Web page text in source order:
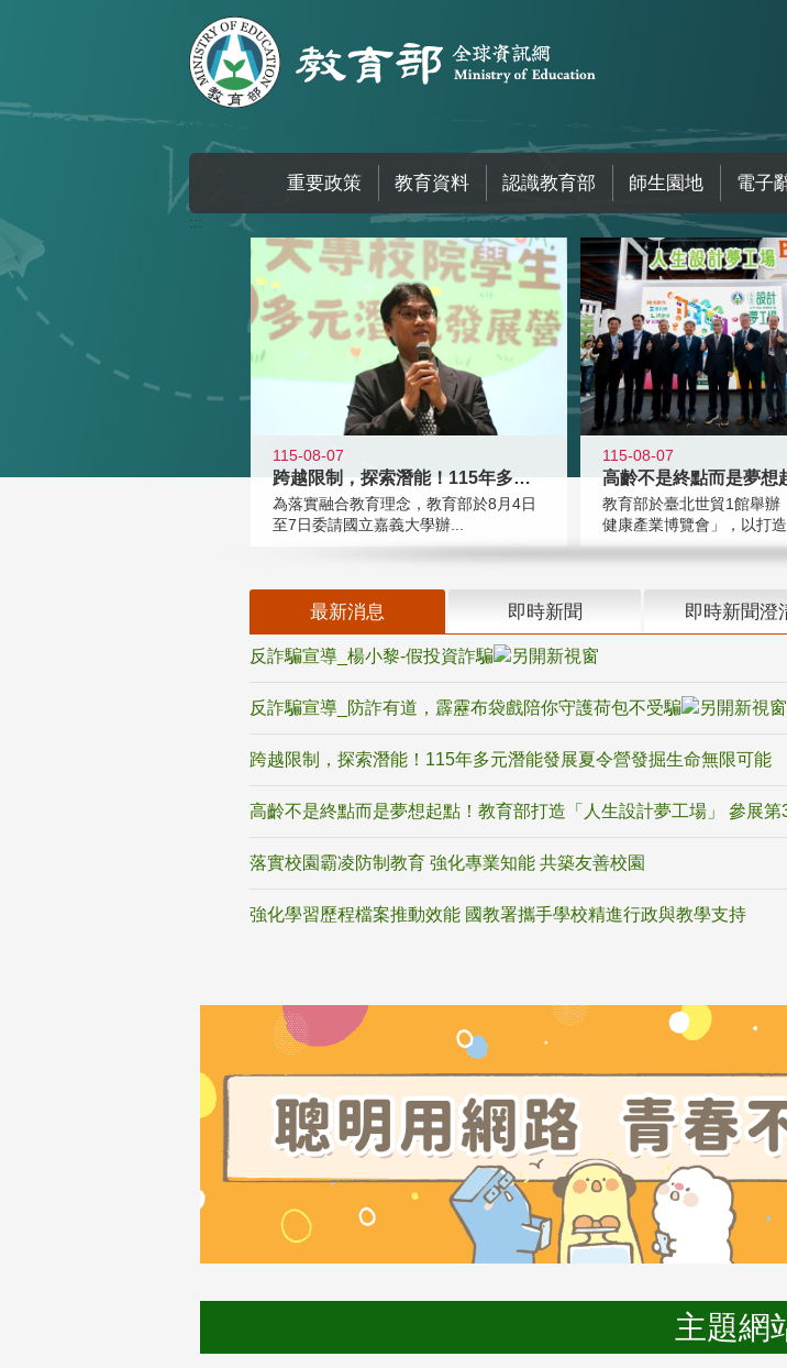
重要政策 教育資料 認識教育部 師生園地 電子
:::
115-08-07
跨越限制，探索潛能！115年多元潛
為落實融合教育理念，教育部於8月4日
至7日委請國立嘉義大學辦...
115-08-07
教育部於臺北世貿1館舉辦
健康產業博覽會」，以打造
最新消息 即時新聞 即時新聞澄
反詐騙宣導_楊小黎-假投資詐騙
反詐騙宣導_防詐有道，霹靂布袋戲陪你守護荷包不受騙
跨越限制，探索潛能！115年多元潛能發展夏令營發掘生命無限可能
高齡不是終點而是夢想起點！教育部打造「人生設計夢工場」 參展
落實校園霸凌防制教育 強化專業知能 共築友善校園
強化學習歷程檔案推動效能 國教署攜手學校精進行政與教學支持
主題網